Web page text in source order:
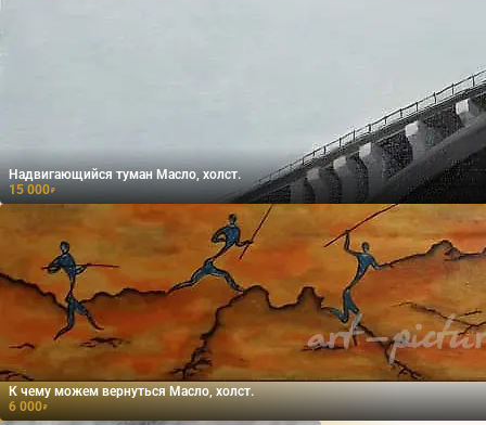
Надвигающийся туман Масло, холст.
15 000₽
К чему можем вернуться Масло, холст.
6 000₽